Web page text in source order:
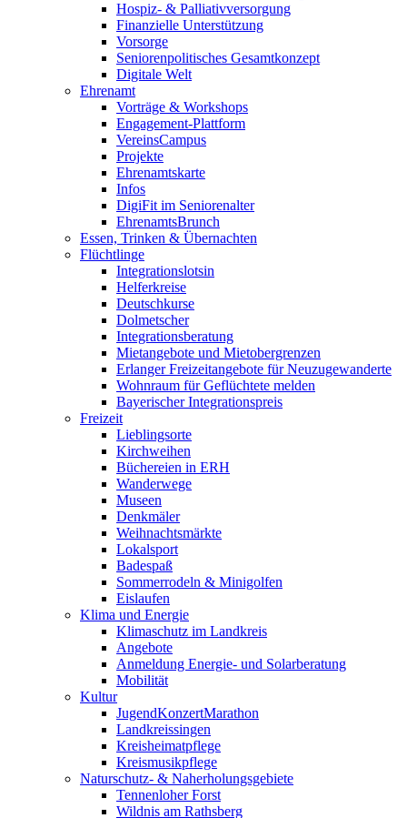
Hospiz- & Palliativversorgung
Finanzielle Unterstützung
Vorsorge
Seniorenpolitisches Gesamtkonzept
Digitale Welt
Ehrenamt
Vorträge & Workshops
Engagement-Plattform
VereinsCampus
Projekte
Ehrenamtskarte
Infos
DigiFit im Seniorenalter
EhrenamtsBrunch
Essen, Trinken & Übernachten
Flüchtlinge
Integrationslotsin
Helferkreise
Deutschkurse
Dolmetscher
Integrationsberatung
Mietangebote und Mietobergrenzen
Erlanger Freizeitangebote für Neuzugewanderte
Wohnraum für Geflüchtete melden
Bayerischer Integrationspreis
Freizeit
Lieblingsorte
Kirchweihen
Büchereien in ERH
Wanderwege
Museen
Denkmäler
Weihnachtsmärkte
Lokalsport
Badespaß
Sommerrodeln & Minigolfen
Eislaufen
Klima und Energie
Klimaschutz im Landkreis
Angebote
Anmeldung Energie- und Solarberatung
Mobilität
Kultur
JugendKonzertMarathon
Landkreissingen
Kreisheimatpflege
Kreismusikpflege
Naturschutz- & Naherholungsgebiete
Tennenloher Forst
Wildnis am Rathsberg